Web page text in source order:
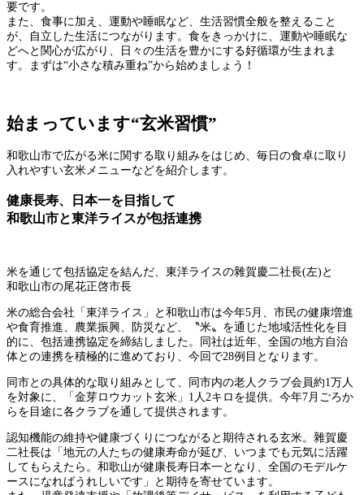
要です。
また、食事に加え、運動や睡眠など、生活習慣全般を整えること
が、自立した生活につながります。食をきっかけに、運動や睡眠な
どへと関心が広がり、日々の生活を豊かにする好循環が生まれま
す。まずは“小さな積み重ね”から始めましょう！
始まっています“玄米習慣”
和歌山市で広がる米に関する取り組みをはじめ、毎日の食卓に取り
入れやすい玄米メニューなどを紹介します。
健康長寿、日本一を目指して
和歌山市と東洋ライスが包括連携
米を通じて包括協定を結んだ、東洋ライスの雜賀慶二社長(左)と
和歌山市の尾花正啓市長
米の総合会社「東洋ライス」と和歌山市は今年5月、市民の健康増進
や食育推進、農業振興、防災など、〝米〟を通じた地域活性化を目
的に、包括連携協定を締結しました。同社は近年、全国の地方自治
体との連携を積極的に進めており、今回で28例目となります。
同市との具体的な取り組みとして、同市内の老人クラブ会員約1万人
を対象に、「金芽ロウカット玄米」1人2キロを提供。今年7月ごろか
らを目途に各クラブを通して提供されます。
認知機能の維持や健康づくりにつながると期待される玄米。雜賀慶
二社長は「地元の人たちの健康寿命が延び、いつまでも元気に活躍
してもらえたら。和歌山が健康長寿日本一となり、全国のモデルケ
ースになればうれしいです」と期待を寄せています。